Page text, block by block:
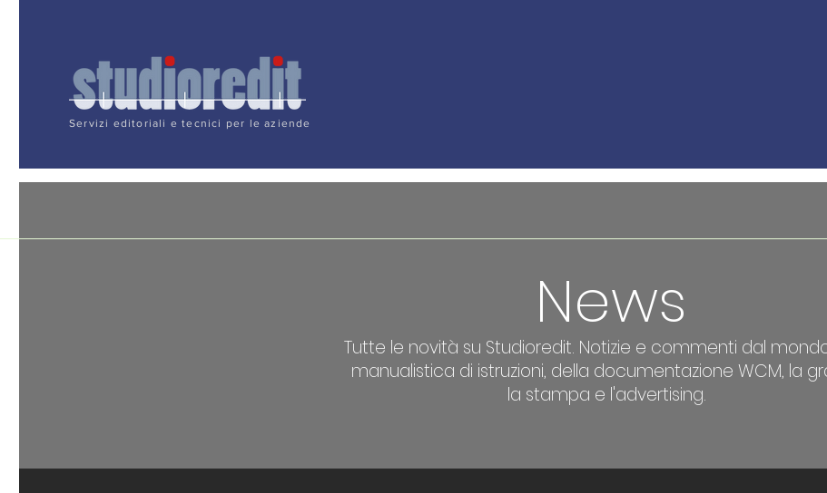
Servizi editoriali e tecnici per le aziende
News
Tutte le novità su Studioredit. Notizie e commenti dal
manualistica di istruzioni, della documentazione WCM, la
la stampa e l'advertising.